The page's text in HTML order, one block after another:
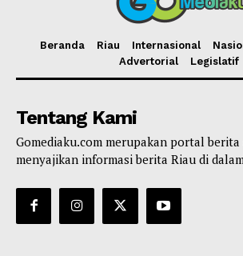
Beranda Riau Internasional
Advertorial
Legislatif
Tentang Kami
Gomediaku.com merupakan portal
menyajikan informasi berita Riau di